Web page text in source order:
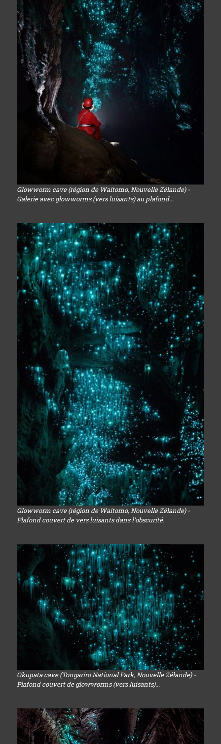
Glowworm cave (région de Waitomo, Nouvelle Zélande) -
Galerie avec glowworms (vers luisants) au plafond...
Glowworm cave (région de Waitomo, Nouvelle Zélande) -
Plafond couvert de vers luisants dans l'obscurité.
Okupata cave (Tongariro National Park, Nouvelle Zélande) -
Plafond couvert de glowworms (vers luisants)...